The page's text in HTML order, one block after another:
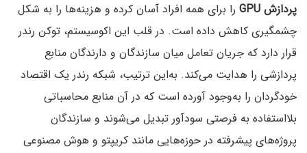
پردازش GPU
را برای همه افراد آسان کرده و هزینه‌ها را به شکل
چشمگیری کاهش داده است. در قلب این اکوسیستم، توکن رندر
قرار دارد که جریان تعامل میان سازندگان و دارندگان منابع
پردازشی را هدایت می‌کند. به‌این ترتیب، شبکه رندر یک اقتصاد
خودگردان را به‌وجود آورده است که در آن منابع محاسباتی
بلااستفاده به فرصتی سودآور تبدیل می‌شوند و سازندگان
پروژه‌های پیشرفته در حوزه‌هایی مانند کریپتو و هوش مصنوعی